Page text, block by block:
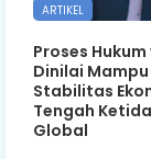
ARTIKEL
Proses
Dinilai
Stabilitas
Tengah
Global